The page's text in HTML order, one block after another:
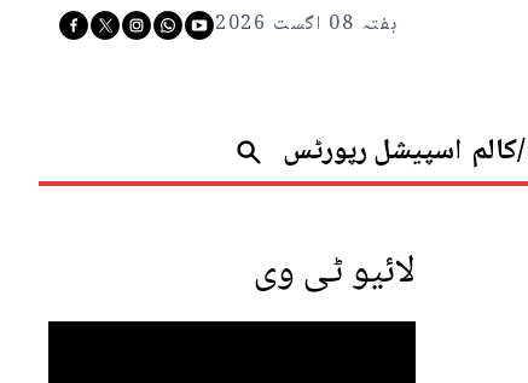
ہفتہ 08 اگست 2026
اسپیشل رپورٹس
لائیو ٹی وی